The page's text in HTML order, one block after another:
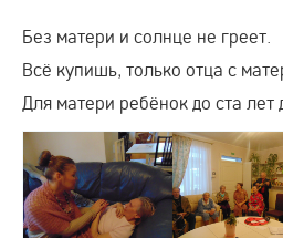
Без матери и солнце не греет.
Всё купишь, только отца с
Для матери ребёнок до ста лет